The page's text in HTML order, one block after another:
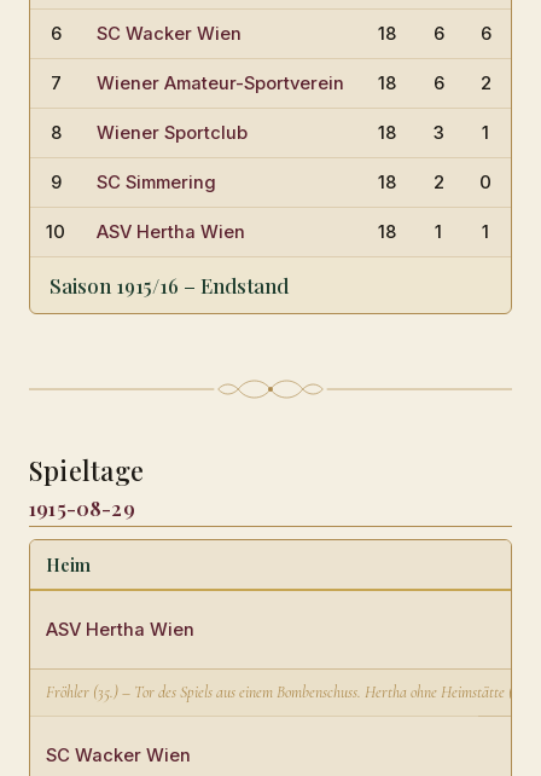
Saison 1915/16 – Endstand
6 SC Wacker Wien 18 6 6
7 Wiener Amateur-Sportverein 18 6 2
8 Wiener Sportclub 18 3 1
9 SC Simmering 18 2 0
10 ASV Hertha Wien 18 1 1
Spieltage
1915-08-29
Heim
ASV Hertha Wien
Fröhler (35.) – Tor des Spiels aus einem Bombenschuss. Hertha ohne Heimstätte
SC Wacker Wien